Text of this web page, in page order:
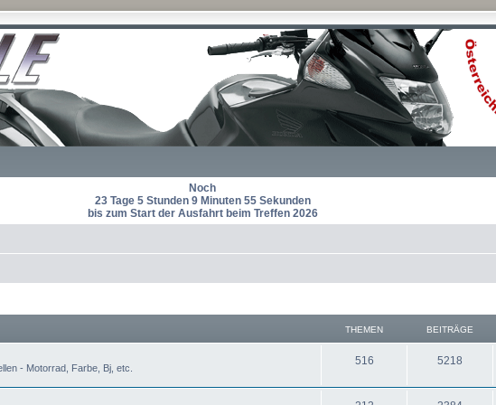
Noch
23 Tage 5 Stunden 9 Minuten 54 Sekunden
bis zum Start der Ausfahrt beim Treffen 2026
THEMEN BEITRÄGE
- Motorrad, Farbe, Bj, etc.
516T
5218